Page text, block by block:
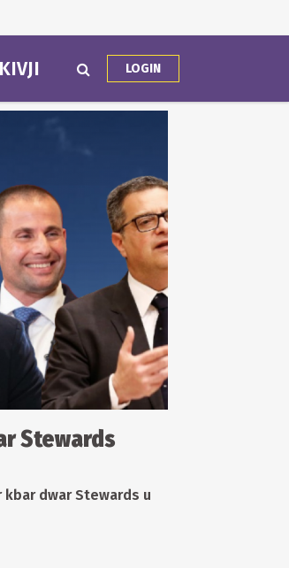
LOGIN
Stewards
dwar Stewards u